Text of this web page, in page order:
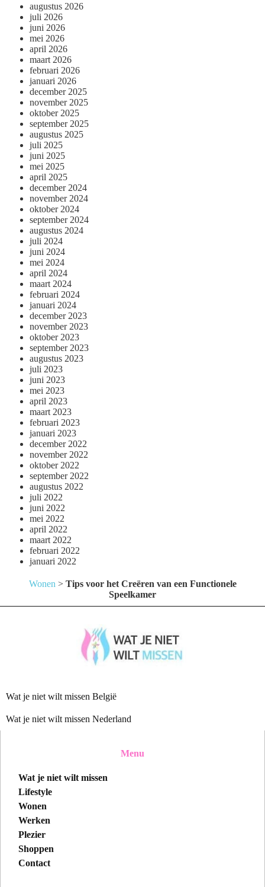
augustus 2026
juli 2026
juni 2026
mei 2026
april 2026
maart 2026
februari 2026
januari 2026
december 2025
november 2025
oktober 2025
september 2025
augustus 2025
juli 2025
juni 2025
mei 2025
april 2025
december 2024
november 2024
oktober 2024
september 2024
augustus 2024
juli 2024
juni 2024
mei 2024
april 2024
maart 2024
februari 2024
januari 2024
december 2023
november 2023
oktober 2023
september 2023
augustus 2023
juli 2023
juni 2023
mei 2023
april 2023
maart 2023
februari 2023
januari 2023
december 2022
november 2022
oktober 2022
september 2022
augustus 2022
juli 2022
juni 2022
mei 2022
april 2022
maart 2022
februari 2022
januari 2022
Wonen > Tips voor het Creëren van een Functionele
Speelkamer
Wat je niet wilt missen België
Wat je niet wilt missen Nederland
Menu
Wat je niet wilt missen
Lifestyle
Wonen
Werken
Plezier
Shoppen
Contact